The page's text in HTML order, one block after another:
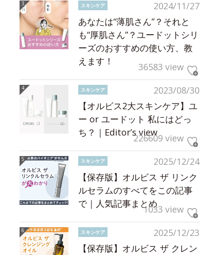
2024/11/27
スキンケア
あなたは“薄肌さん”？それと
も“厚肌さん”？ユードットシリ
ーズのおすすめの使い方、教
えます！
36583 view
2023/08/30
スキンケア
【オルビス2大スキンケア】ユ
ー or ユードット 私にはどっ
ち？｜Editor’s view226609 view
2025/12/24
スキンケア
【保存版】オルビス ザ リンク
ルセラムのすべてをこの記事
で｜人気記事まとめ1033 view
2025/12/23
スキンケア
【保存版】オルビス ザ クレン